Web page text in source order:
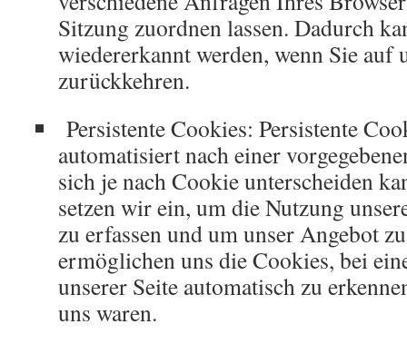
Sitzung zuordnen lassen. Dadurch
wiedererkannt werden, wenn Sie auf
zurückkehren.
Persistente Cookies: Persistente
automatisiert nach einer
sich je nach Cookie unterscheiden
setzen wir ein, um die Nutzung
zu erfassen und um unser Angebot
ermöglichen uns die Cookies, bei
unserer Seite automatisch zu
uns waren.